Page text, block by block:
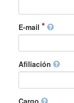
E-mail
Afiliación
Cargo